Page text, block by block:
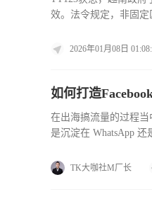
效。法令规定，非固
台需设立举报入口，
2026年01月08日
如何打造
在出海搞流量的过程
是沉淀在 WhatsApp
TK大咖社M厂长